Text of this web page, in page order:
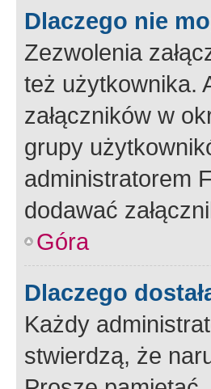
Dlaczego nie
Zezwolenia
też użytkownika.
załączników w
grupy
administratorem
dodawać
Góra
Dlaczego
Każdy
stwierdzą, że